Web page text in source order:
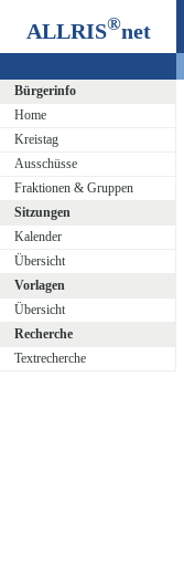
ALLRIS®net
Bürgerinfo
Home
Kreistag
Ausschüsse
Fraktionen & Gruppen
Sitzungen
Kalender
Übersicht
Vorlagen
Übersicht
Recherche
Textrecherche